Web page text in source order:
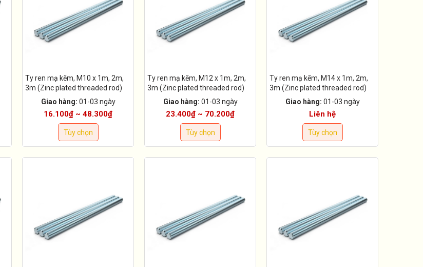
Ty ren mạ kẽm, M10 x 1m, 2m,
3m (Zinc plated threaded rod)
Giao hàng: 01-03 ngày
16.100₫ ~ 48.300₫
Tùy chọn
Ty ren mạ kẽm, M12 x 1m, 2m,
3m (Zinc plated threaded rod)
Giao hàng: 01-03 ngày
23.400₫ ~ 70.200₫
Tùy chọn
Ty ren mạ kẽm, M14 x 1m, 2m,
3m (Zinc plated threaded rod)
Giao hàng: 01-03 ngày
Liên hệ
Tùy chọn